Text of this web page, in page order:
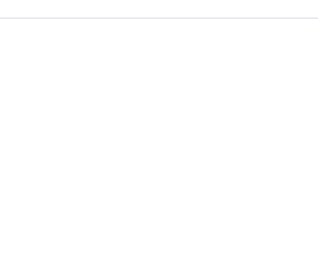
Internal Length: 1000